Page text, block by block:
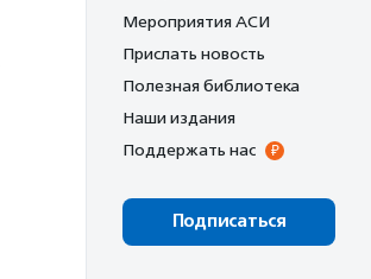
Мероприятия АСИ
Прислать новость
Полезная библиотека
Наши издания
Поддержать нас
Подписаться